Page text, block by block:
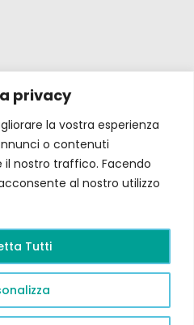
privacy
la vostra esperienza
o contenuti
il nostro traffico. Facendo
al nostro utilizzo
Tutti
S.N.C
2026. Tutti diritti
Sito creato
Policy –P.Iva e